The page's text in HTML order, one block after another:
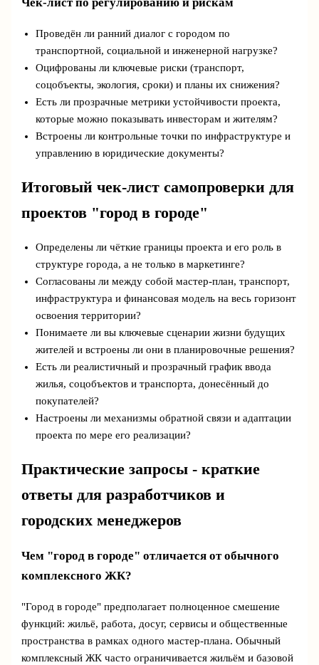
Проведён ли ранний диалог с городом по
транспортной, социальной и инженерной нагрузке?
Оцифрованы ли ключевые риски (транспорт,
соцобъекты, экология, сроки) и планы их снижения?
Есть ли прозрачные метрики устойчивости проекта,
которые можно показывать инвесторам и жителям?
Встроены ли контрольные точки по инфраструктуре и
управлению в юридические документы?
Итоговый чек‑лист самопроверки для
проектов "город в городе"
Определены ли чёткие границы проекта и его роль в
структуре города, а не только в маркетинге?
Согласованы ли между собой мастер‑план, транспорт,
инфраструктура и финансовая модель на весь горизонт
освоения территории?
Понимаете ли вы ключевые сценарии жизни будущих
жителей и встроены ли они в планировочные решения?
Есть ли реалистичный и прозрачный график ввода
жилья, соцобъектов и транспорта, донесённый до
покупателей?
Настроены ли механизмы обратной связи и адаптации
проекта по мере его реализации?
Практические запросы - краткие
ответы для разработчиков и
городских менеджеров
Чем "город в городе" отличается от обычного
комплексного ЖК?
"Город в городе" предполагает полноценное смешение
функций: жильё, работа, досуг, сервисы и общественные
пространства в рамках одного мастер‑плана. Обычный
комплексный ЖК часто ограничивается жильём и базовой